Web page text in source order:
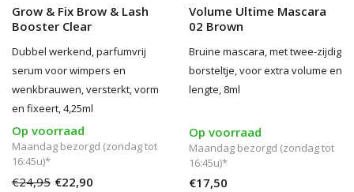
Grow & Fix Brow & Lash
Booster Clear
Dubbel werkend, parfumvrij
serum voor wimpers en
wenkbrauwen, versterkt, vorm
en fixeert, 4,25ml
Op voorraad
Maandag bezorgd (zondag tot
16:45u)*
€24,95 €22,90
Volume Ultime Mascara
02 Brown
Bruine mascara, met twee-zijdig
borsteltje, voor extra volume en
lengte, 8ml
Op voorraad
Maandag bezorgd (zondag tot
16:45u)*
€17,50